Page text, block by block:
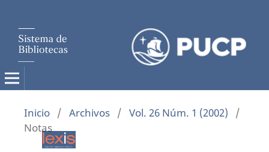
Inicio / Archivos / Vol. 26 Núm. 1 (2002)
/
Notas